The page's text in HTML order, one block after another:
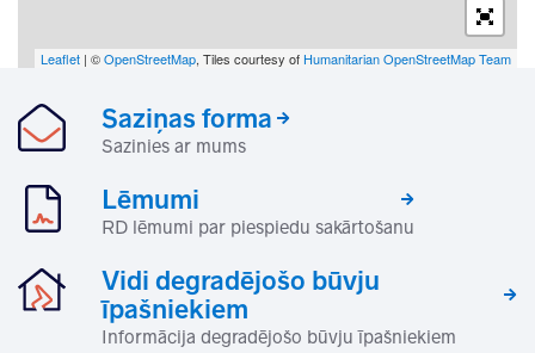
Leaflet | ©OpenStreetMap, Tiles courtesy of Humanitarian OpenStreetMap Team
Saziņas forma
Sazinies ar mums
Lēmumi
RD lēmumi par piespiedu sakārtošanu
Vidi degradējošo būvju
īpašniekiem
Informācija degradējošo būvju īpašniekiem